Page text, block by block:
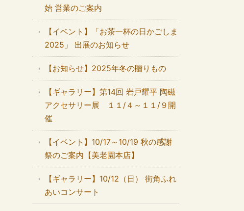
始 営業のご案内
【イベント】「お茶一杯の日かごしま
2025」 出展のお知らせ
【お知らせ】2025年冬の贈りもの
【ギャラリー】第14回 岩戸耀平 陶磁
アクセサリー展 １１/４～１１/９開
催
【イベント】10/17～10/19 秋の感謝
祭のご案内【美老園本店】
【ギャラリー】10/12（日） 街角ふれ
あいコンサート